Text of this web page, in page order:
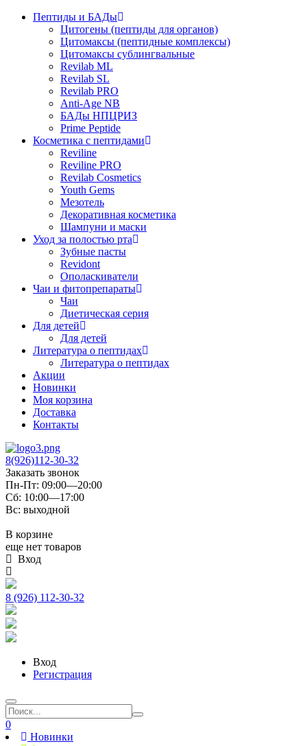
Пептиды и БАДы
Цитогены (пептиды для органов)
Цитомаксы (пептидные комплексы)
Цитомаксы сублингвальные
Revilab ML
Revilab SL
Revilab PRO
Anti-Age NB
БАДы НПЦРИЗ
Prime Peptide
Косметика с пептидами
Reviline
Reviline PRO
Revilab Cosmetics
Youth Gems
Мезотель
Декоративная косметика
Шампуни и маски
Уход за полостью рта
Зубные пасты
Revidont
Ополаскиватели
Чаи и фитопрепараты
Чаи
Диетическая серия
Для детей
Для детей
Литература о пептидах
Литература о пептидах
Акции
Новинки
Моя корзина
Доставка
Контакты
8(926)112-30-32
Заказать звонок
Пн-Пт: 09:00—20:00
Сб: 10:00—17:00
Вс: выходной
В корзине
еще нет товаров
Вход
8 (926) 112-30-32
Вход
Регистрация
0
Новинки